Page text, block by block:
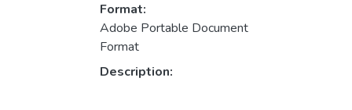
Format:
Adobe Portable Document
Format
Description: